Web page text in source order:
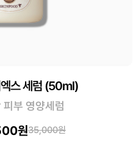
스 세럼 (50ml)
부 영양세럼
원35,000원